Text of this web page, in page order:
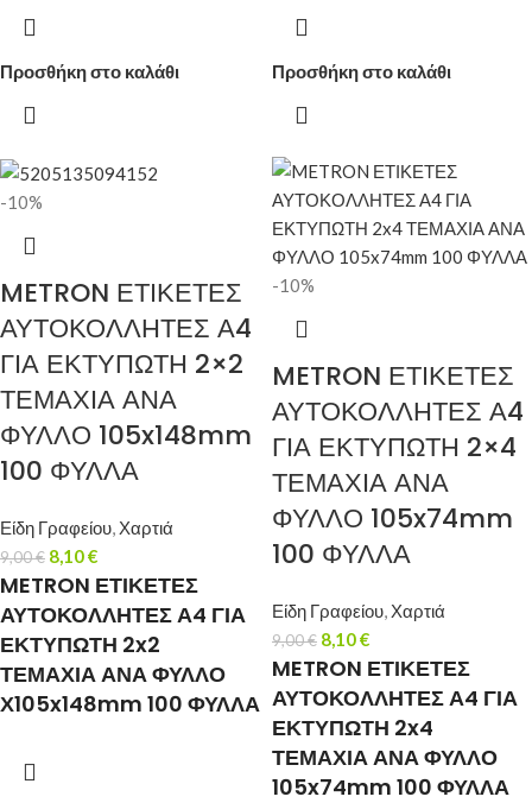
Προσθήκη στο καλάθι Προσθήκη στο καλάθι
-10%
METRON ΕΤΙΚΕΤΕΣ
ΑΥΤΟΚΟΛΛΗΤΕΣ Α4
ΓΙΑ ΕΚΤΥΠΩΤΗ 2×2
ΤΕΜΑΧΙΑ ΑΝΑ
ΦΥΛΛΟ 105x148mm
100 ΦΥΛΛΑ
Είδη Γραφείου, Χαρτιά
9,00€ 8,10€
METRON ΕΤΙΚΕΤΕΣ
ΑΥΤΟΚΟΛΛΗΤΕΣ Α4 ΓΙΑ
ΕΚΤΥΠΩΤΗ 2x2
ΤΕΜΑΧΙΑ ΑΝΑ ΦΥΛΛΟ
Χ105x148mm 100 ΦΥΛΛΑ
-10%
METRON ΕΤΙΚΕΤΕΣ
ΑΥΤΟΚΟΛΛΗΤΕΣ Α4
ΓΙΑ ΕΚΤΥΠΩΤΗ 2×4
ΤΕΜΑΧΙΑ ΑΝΑ
ΦΥΛΛΟ 105x74mm
100 ΦΥΛΛΑ
Είδη Γραφείου, Χαρτιά
9,00€ 8,10€
METRON ΕΤΙΚΕΤΕΣ
ΑΥΤΟΚΟΛΛΗΤΕΣ Α4 ΓΙΑ
ΕΚΤΥΠΩΤΗ 2x4
ΤΕΜΑΧΙΑ ΑΝΑ ΦΥΛΛΟ
105x74mm 100 ΦΥΛΛΑ